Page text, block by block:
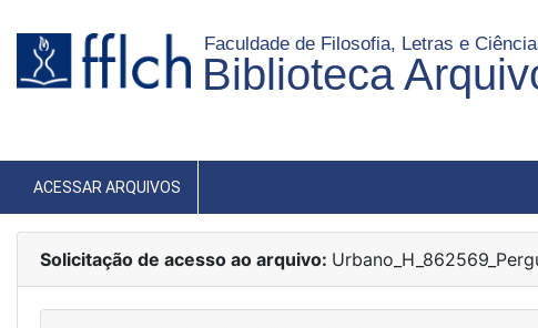
Faculdade de Filosofia, Letras e
Biblioteca
ACESSAR ARQUIVOS
Solicitação de acesso ao arquivo: